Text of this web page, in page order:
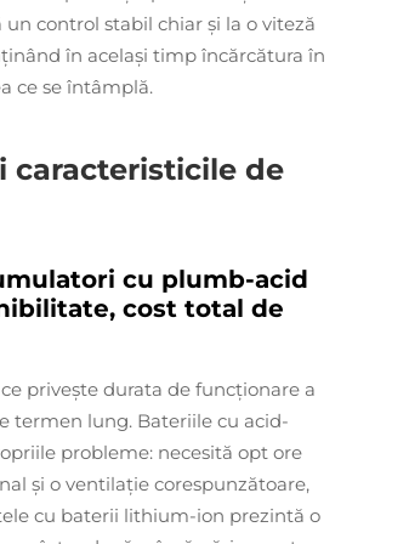
control stabil chiar și la o viteză
în același timp încărcătura în
ce se întâmplă.
caracteristicile de
cu plumb-acid
cost total de
privește durata de funcționare a
termen lung. Bateriile cu acid-
probleme: necesită opt ore
și o ventilație corespunzătoare,
cu baterii lithium-ion prezintă o